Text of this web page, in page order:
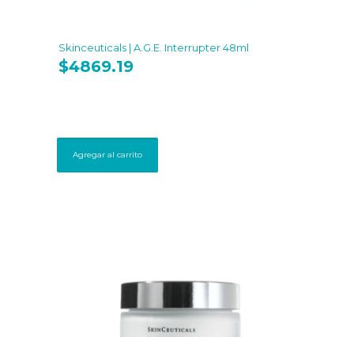
Skinceuticals | A.G.E. Interrupter 48ml
$4869.19
Agregar al carrito